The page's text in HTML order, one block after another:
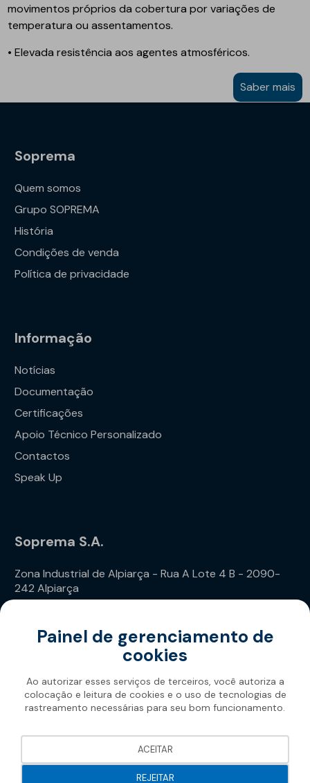
movimentos próprios da cobertura por variações de
temperatura ou assentamentos.
• Elevada resistência aos agentes atmosféricos.
Saber mais
Soprema
Quem somos
Grupo SOPREMA
História
Condições de venda
Política de privacidade
Informação
Notícias
Documentação
Certificações
Apoio Técnico Personalizado
Contactos
Speak Up
Soprema S.A.
Zona Industrial de Alpiarça - Rua A Lote 4 B - 2090-
242 Alpiarça
Soprema 2026
Painel de gerenciamento de
cookies
Ao autorizar esses serviços de terceiros, você autoriza a
colocação e leitura de cookies e o uso de tecnologias de
rastreamento necessárias para seu bom funcionamento.
REJEITAR
ACEITAR